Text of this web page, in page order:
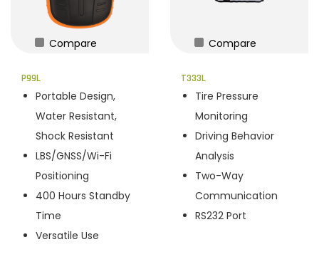
Compare
P99L
Portable Design,
Water Resistant,
Shock Resistant
LBS/GNSS/Wi-Fi
Positioning
400 Hours Standby
Time
Versatile Use
Compare
T333L
Tire Pressure
Monitoring
Driving Behavior
Analysis
Two-Way
Communication
RS232 Port